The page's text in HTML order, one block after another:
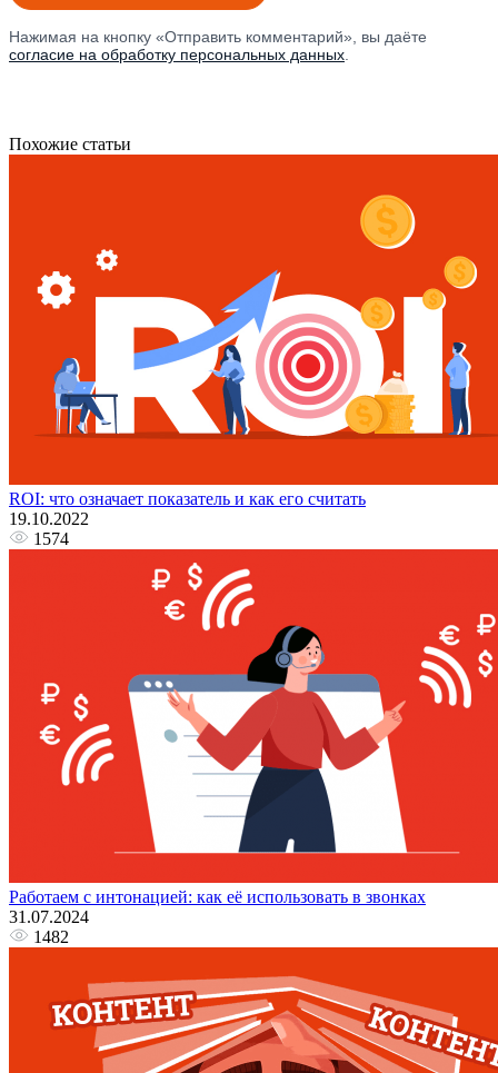
Нажимая на кнопку «Отправить комментарий», вы даёте
согласие на обработку персональных данных.
Похожие статьи
ROI: что означает показатель и как его считать
19.10.2022
1574
Работаем с интонацией: как её использовать в звонках
31.07.2024
1482